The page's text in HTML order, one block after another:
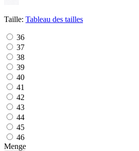
Taille: Tableau des tailles
36
37
38
39
40
41
42
43
44
45
46
Menge